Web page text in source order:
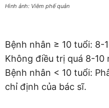
Hình ảnh: Viêm phế quản
Bệnh nhân ≥ 10 tuổi: 8-
Không điều trị quá 8-10
Bệnh nhân < 10 tuổi:
chỉ định của bác sĩ.